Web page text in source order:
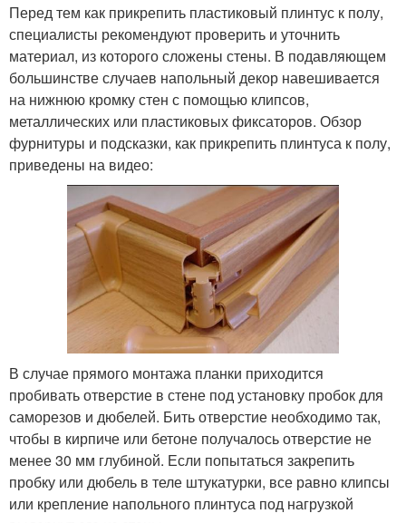
Перед тем как прикрепить пластиковый плинтус к полу,
специалисты рекомендуют проверить и уточнить
материал, из которого сложены стены. В подавляющем
большинстве случаев напольный декор навешивается
на нижнюю кромку стен с помощью клипсов,
металлических или пластиковых фиксаторов. Обзор
фурнитуры и подсказки, как прикрепить плинтуса к полу,
приведены на видео:
В случае прямого монтажа планки приходится
пробивать отверстие в стене под установку пробок для
саморезов и дюбелей. Бить отверстие необходимо так,
чтобы в кирпиче или бетоне получалось отверстие не
менее 30 мм глубиной. Если попытаться закрепить
пробку или дюбель в теле штукатурки, все равно клипсы
или крепление напольного плинтуса под нагрузкой